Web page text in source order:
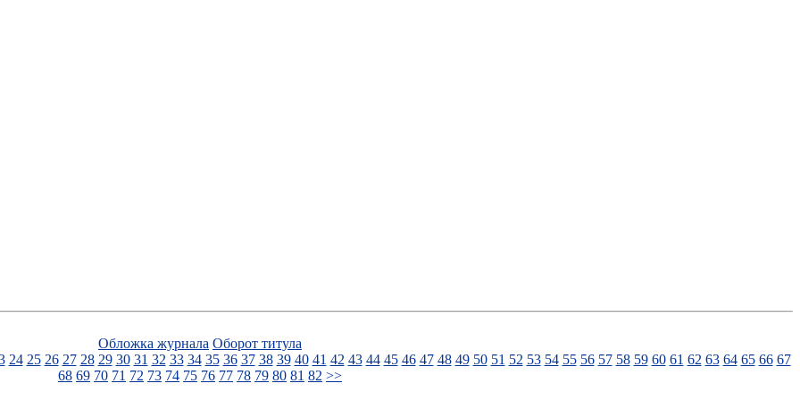
Обложка журнала Оборот титула
24 25 26 27 28 29 30 31 32 33 34 35 36 37 38 39 40 41 42 43 44 45 46 47 48 49 50 51 52 53 54 55 56 57 58 59 60 61 62 63 64 65 66 67
68 69 70 71 72 73 74 75 76 77 78 79 80 81 82 >>